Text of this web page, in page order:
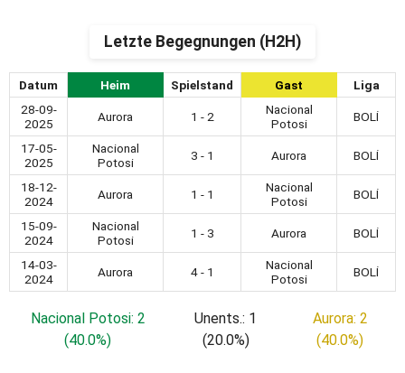
Letzte Begegnungen (H2H)
Datum Heim Spielstand Gast
Liga
28-09-
2025
Aurora 1 - 2
Nacional
Potosi
BOLİ
17-05-
2025
Nacional
Potosi
3 - 1 Aurora BOLİ
18-12-
2024
Aurora 1 - 1
Nacional
Potosi
BOLİ
15-09-
2024
Nacional
Potosi
1 - 3 Aurora BOLİ
14-03-
2024
Aurora 4 - 1
Nacional
Potosi
BOLİ
Nacional Potosi: 2
(40.0%)
Unents.: 1
(20.0%)
Aurora: 2
(40.0%)